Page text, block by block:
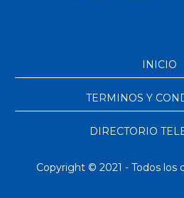
INICIO
TERMINOS Y
DIRECTORIO
Copyright © 2021 - Todos los